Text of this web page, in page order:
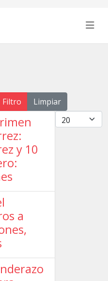
Filtro
Limpiar
Cantidad
y 10
a